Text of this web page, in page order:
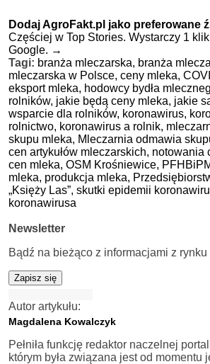
Dodaj AgroFakt.pl jako preferowane
Częściej w Top Stories. Wystarczy 1
Google. →
Tagi: branża mleczarska, branża
mleczarska w Polsce, ceny mleka,
eksport mleka, hodowcy bydła
rolników, jakie będą ceny mleka, jakie
wsparcie dla rolników, koronawirus,
rolnictwo, koronawirus a rolnik,
skupu mleka, Mleczarnia odmawia
cen artykułów mleczarskich, notowania
cen mleka, OSM Krośniewice,
mleka, produkcja mleka,
„Księży Las”, skutki epidemii
koronawirusa
Newsletter
Bądź na bieżąco z informacjami z
Zapisz się
Autor artykułu:
Magdalena Kowalczyk
Pełniła funkcję redaktor naczelnej
którym była związana jest od momentu